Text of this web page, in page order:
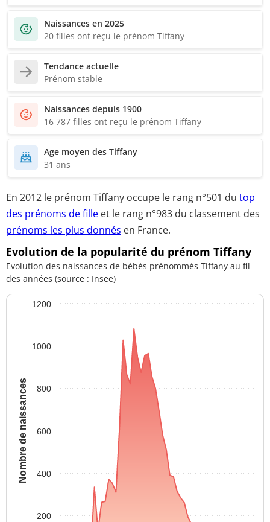
Naissances en 2025
20 filles ont reçu le prénom Tiffany
Tendance actuelle
Prénom stable
Naissances depuis 1900
16 787 filles ont reçu le prénom Tiffany
Age moyen des Tiffany
31 ans
En 2012 le prénom Tiffany occupe le rang n°501 du top
des prénoms de fille et le rang n°983 du classement des
prénoms les plus donnés en France.
Evolution de la popularité du prénom Tiffany
Evolution des naissances de bébés prénommés Tiffany au fil
des années (source : Insee)
Nombre de naissances
200
400
600
800
1000
1200